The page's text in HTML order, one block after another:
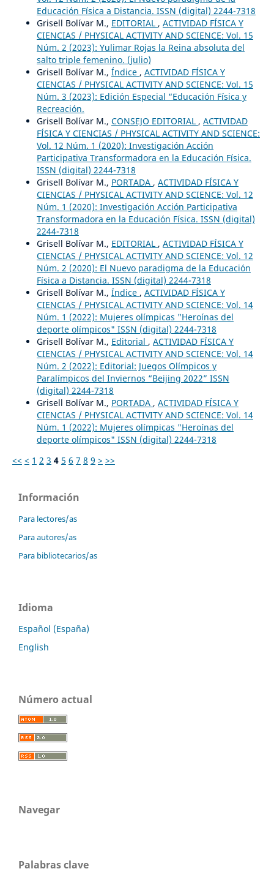
Educación Física a Distancia. ISSN (digital) 2244-7318
Grisell Bolívar M., EDITORIAL , ACTIVIDAD FÍSICA Y
CIENCIAS / PHYSICAL ACTIVITY AND SCIENCE: Vol. 15
Núm. 2 (2023): Yulimar Rojas la Reina absoluta del
salto triple femenino. (julio)
Grisell Bolívar M., Índice , ACTIVIDAD FÍSICA Y
CIENCIAS / PHYSICAL ACTIVITY AND SCIENCE: Vol. 15
Núm. 3 (2023): Edición Especial “Educación Física y
Recreación.
Grisell Bolívar M., CONSEJO EDITORIAL , ACTIVIDAD
FÍSICA Y CIENCIAS / PHYSICAL ACTIVITY AND SCIENCE:
Vol. 12 Núm. 1 (2020): Investigación Acción
Participativa Transformadora en la Educación Física.
ISSN (digital) 2244-7318
Grisell Bolívar M., PORTADA , ACTIVIDAD FÍSICA Y
CIENCIAS / PHYSICAL ACTIVITY AND SCIENCE: Vol. 12
Núm. 1 (2020): Investigación Acción Participativa
Transformadora en la Educación Física. ISSN (digital)
2244-7318
Grisell Bolívar M., EDITORIAL , ACTIVIDAD FÍSICA Y
CIENCIAS / PHYSICAL ACTIVITY AND SCIENCE: Vol. 12
Núm. 2 (2020): El Nuevo paradigma de la Educación
Física a Distancia. ISSN (digital) 2244-7318
Grisell Bolívar M., Índice , ACTIVIDAD FÍSICA Y
CIENCIAS / PHYSICAL ACTIVITY AND SCIENCE: Vol. 14
Núm. 1 (2022): Mujeres olímpicas "Heroínas del
deporte olímpicos" ISSN (digital) 2244-7318
Grisell Bolívar M., Editorial , ACTIVIDAD FÍSICA Y
CIENCIAS / PHYSICAL ACTIVITY AND SCIENCE: Vol. 14
Núm. 2 (2022): Editorial: Juegos Olímpicos y
Paralímpicos del Inviernos “Beijing 2022” ISSN
(digital) 2244-7318
Grisell Bolívar M., PORTADA , ACTIVIDAD FÍSICA Y
CIENCIAS / PHYSICAL ACTIVITY AND SCIENCE: Vol. 14
Núm. 1 (2022): Mujeres olímpicas "Heroínas del
deporte olímpicos" ISSN (digital) 2244-7318
<< < 1 2 3 4 5 6 7 8 9 > >>
Información
Para lectores/as
Para autores/as
Para bibliotecarios/as
Idioma
Español (España)
English
Número actual
Navegar
Palabras clave